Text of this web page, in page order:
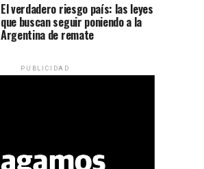
El verdadero riesgo país: las leyes
que buscan seguir poniendo a la
Argentina de remate
PUBLICIDAD